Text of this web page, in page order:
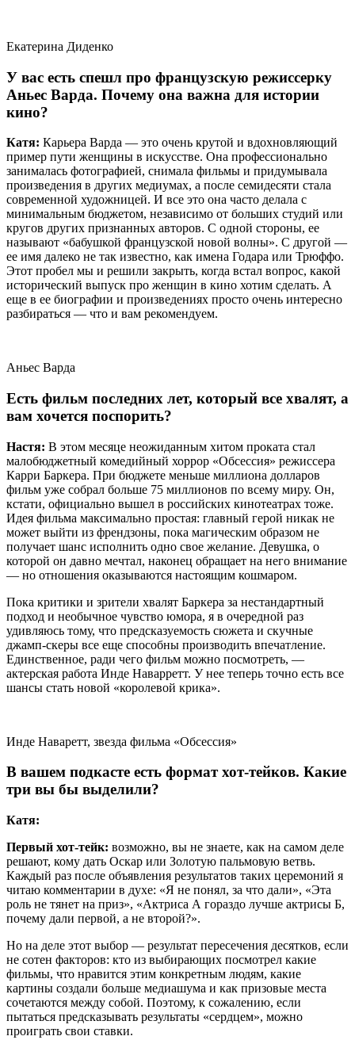
Екатерина Диденко
У вас есть спешл про французскую режиссерку
Аньес Варда. Почему она важна для истории
кино?
Катя: Карьера Варда — это очень крутой и вдохновляющий
пример пути женщины в искусстве. Она профессионально
занималась фотографией, снимала фильмы и придумывала
произведения в других медиумах, а после семидесяти стала
современной художницей. И все это она часто делала с
минимальным бюджетом, независимо от больших студий или
кругов других признанных авторов. С одной стороны, ее
называют «бабушкой французской новой волны». С другой —
ее имя далеко не так известно, как имена Годара или Трюффо.
Этот пробел мы и решили закрыть, когда встал вопрос, какой
исторический выпуск про женщин в кино хотим сделать. А
еще в ее биографии и произведениях просто очень интересно
разбираться — что и вам рекомендуем.
Аньес Варда
Есть фильм последних лет, который все хвалят, а
вам хочется поспорить?
Настя: В этом месяце неожиданным хитом проката стал
малобюджетный комедийный хоррор «Обсессия» режиссера
Карри Баркера. При бюджете меньше миллиона долларов
фильм уже собрал больше 75 миллионов по всему миру. Он,
кстати, официально вышел в российских кинотеатрах тоже.
Идея фильма максимально простая: главный герой никак не
может выйти из френдзоны, пока магическим образом не
получает шанс исполнить одно свое желание. Девушка, о
которой он давно мечтал, наконец обращает на него внимание
— но отношения оказываются настоящим кошмаром.
Пока критики и зрители хвалят Баркера за нестандартный
подход и необычное чувство юмора, я в очередной раз
удивляюсь тому, что предсказуемость сюжета и скучные
джамп-скеры все еще способны производить впечатление.
Единственное, ради чего фильм можно посмотреть, —
актерская работа Инде Наварретт. У нее теперь точно есть все
шансы стать новой «королевой крика».
Инде Наваретт, звезда фильма «Обсессия»
В вашем подкасте есть формат хот-тейков. Какие
три вы бы выделили?
Катя:
Первый хот-тейк: возможно, вы не знаете, как на самом деле
решают, кому дать Оскар или Золотую пальмовую ветвь.
Каждый раз после объявления результатов таких церемоний я
читаю комментарии в духе: «Я не понял, за что дали», «Эта
роль не тянет на приз», «Актриса А гораздо лучше актрисы Б,
почему дали первой, а не второй?».
Но на деле этот выбор — результат пересечения десятков, если
не сотен факторов: кто из выбирающих посмотрел какие
фильмы, что нравится этим конкретным людям, какие
картины создали больше медиашума и как призовые места
сочетаются между собой. Поэтому, к сожалению, если
пытаться предсказывать результаты «сердцем», можно
проиграть свои ставки.